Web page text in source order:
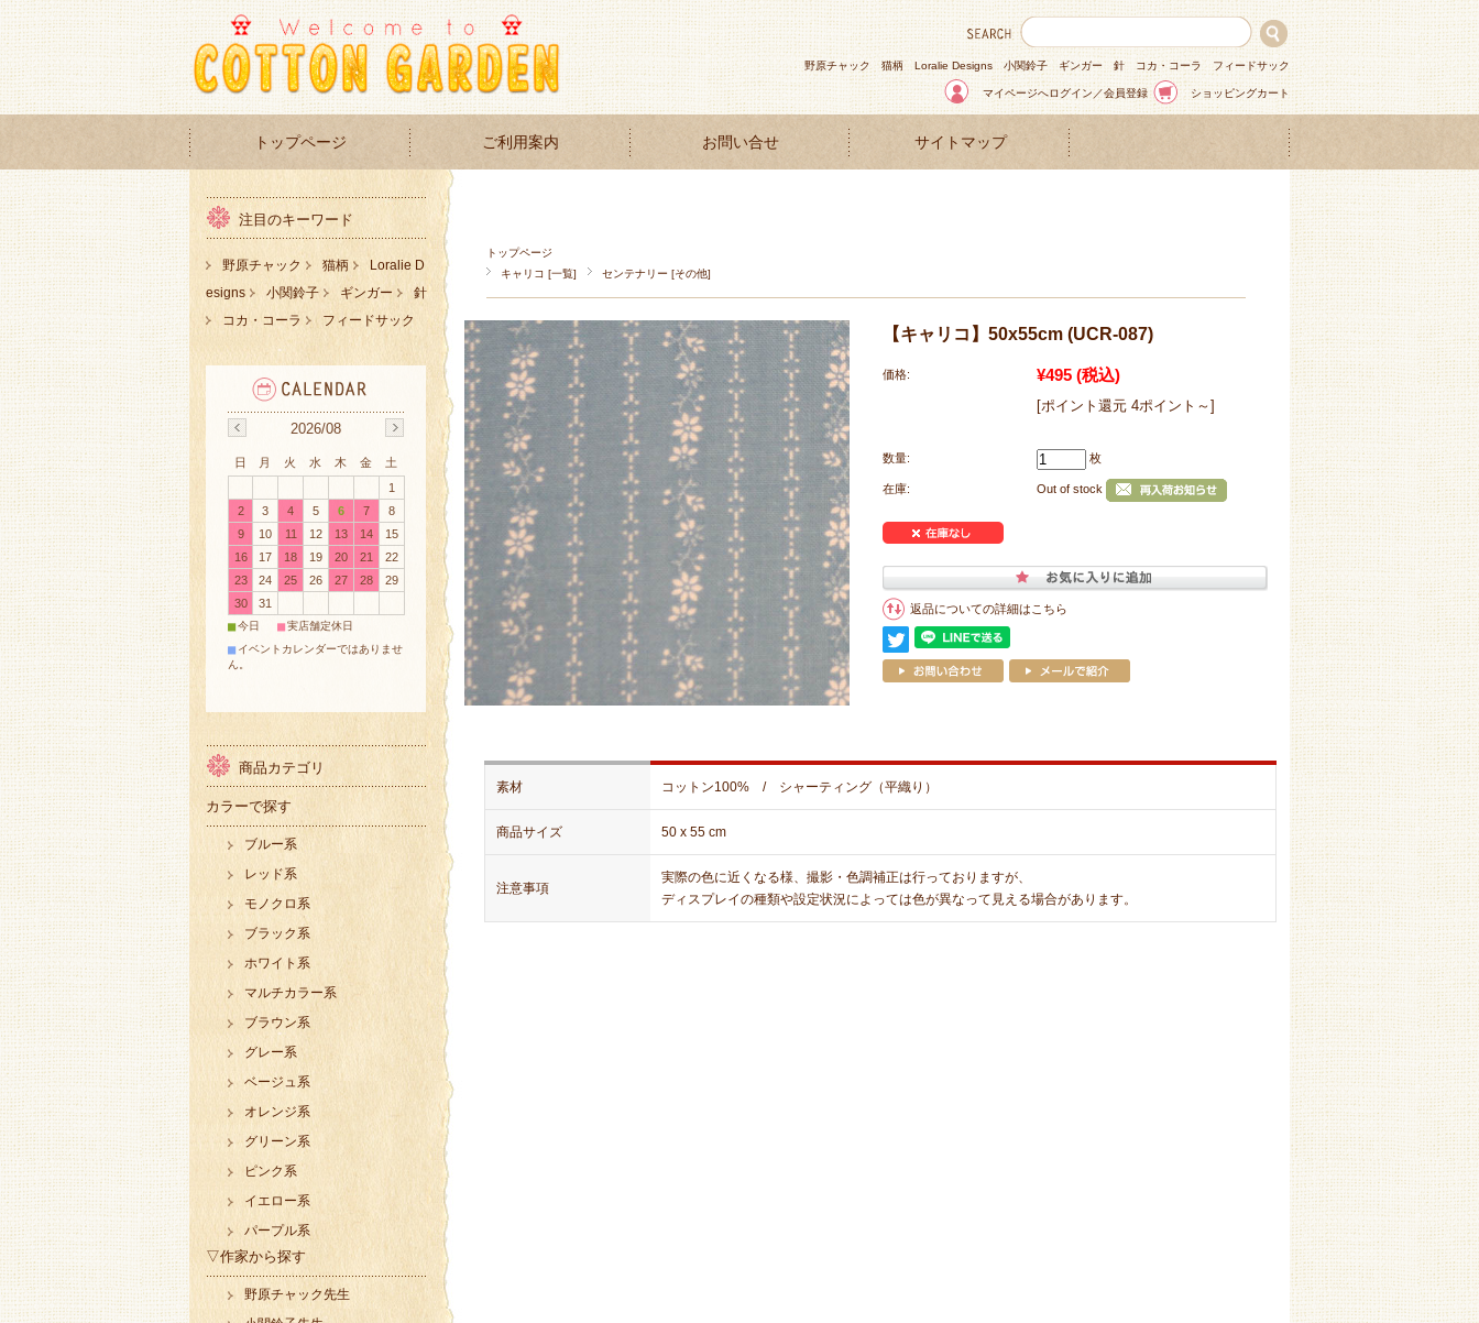
野原チャック 猫柄 Loralie Designs 小関鈴子 ギンガー 針 コカ・コーラ フィードサック
マイページへログイン／会員登録 ショッピングカート
トップページ ご利用案内 お問い合せ サイトマップ
トップページ
キャリコ [一覧]
センテナリー [その他]
【キャリコ】50x55cm (UCR-087)
価格: ¥495 (税込)
[ポイント還元 4ポイント～]
数量: 枚
在庫: Out of stock
返品についての詳細はこちら
素材 コットン100% / シャーティング（平織り）
商品サイズ 50 x 55 cm
注意事項
実際の色に近くなる様、撮影・色調補正は行っておりますが、
ディスプレイの種類や設定状況によっては色が異なって見える場合があります。
注目のキーワード
野原チャック 猫柄
Loralie D
esigns
小関鈴子 ギンガー
針
コカ・コーラ
フィードサック
2026/08
日 月 火 水 木 金
土
1
2
3 4 5 6 7
8
9
10 11 12 13 14
15
16
17 18 19 20 21
22
23
24 25 26 27 28
29
30
31
■今日 ■実店舗定休日
■ イベントカレンダーではありませ
ん。
商品カテゴリ
カラーで探す
ブルー系
レッド系
モノクロ系
ブラック系
ホワイト系
マルチカラー系
ブラウン系
グレー系
ベージュ系
オレンジ系
グリーン系
ピンク系
イエロー系
パープル系
▽作家から探す
野原チャック先生